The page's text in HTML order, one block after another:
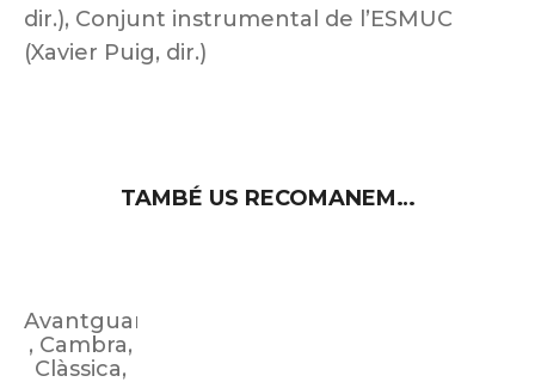
dir.), Conjunt instrumental de l’ESMUC
(Xavier Puig, dir.)
TAMBÉ US RECOMANEM…
Avantguarda/Experimental
, Cambra,
Clàssica,